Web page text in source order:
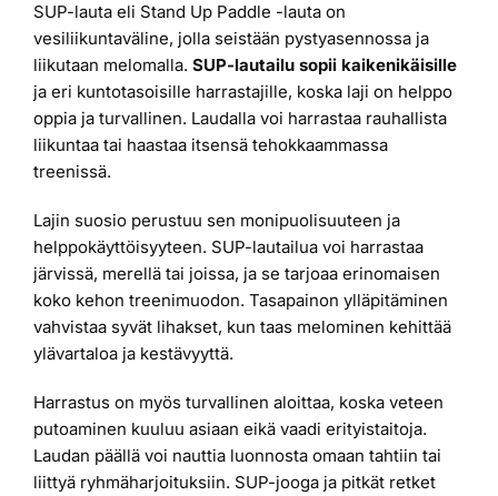
SUP-lauta eli Stand Up Paddle -lauta on
vesiliikuntaväline, jolla seistään pystyasennossa ja
liikutaan melomalla. SUP-lautailu sopii kaikenikäisille
ja eri kuntotasoisille harrastajille, koska laji on helppo
oppia ja turvallinen. Laudalla voi harrastaa rauhallista
liikuntaa tai haastaa itsensä tehokkaammassa
treenissä.
Lajin suosio perustuu sen monipuolisuuteen ja
helppokäyttöisyyteen. SUP-lautailua voi harrastaa
järvissä, merellä tai joissa, ja se tarjoaa erinomaisen
koko kehon treenimuodon. Tasapainon ylläpitäminen
vahvistaa syvät lihakset, kun taas melominen kehittää
ylävartaloa ja kestävyyttä.
Harrastus on myös turvallinen aloittaa, koska veteen
putoaminen kuuluu asiaan eikä vaadi erityistaitoja.
Laudan päällä voi nauttia luonnosta omaan tahtiin tai
liittyä ryhmäharjoituksiin. SUP-jooga ja pitkät retket